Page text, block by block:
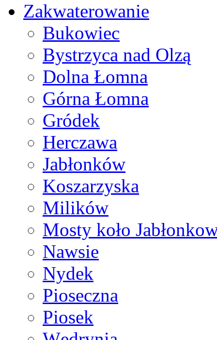
Zakwaterowanie
Bukowiec
Bystrzyca nad Olzą
Dolna Łomna
Górna Łomna
Gródek
Herczawa
Jabłonków
Koszarzyska
Milików
Mosty koło
Nawsie
Nydek
Pioseczna
Piosek